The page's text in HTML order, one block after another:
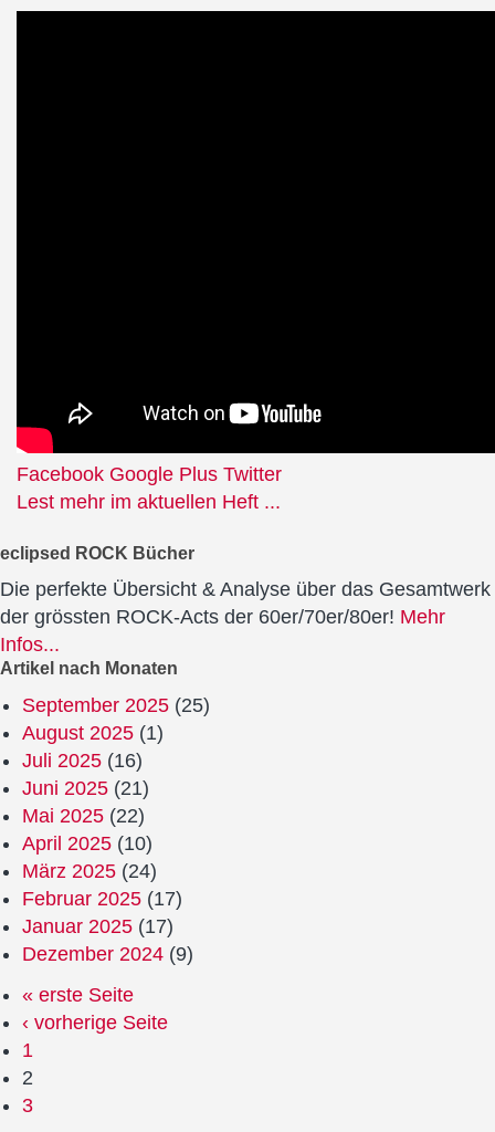
Facebook Google Plus Twitter
Lest mehr im aktuellen Heft ...
eclipsed ROCK Bücher
Die perfekte Übersicht & Analyse über das Gesamtwerk
der grössten ROCK-Acts der 60er/70er/80er! Mehr
Infos...
Artikel nach Monaten
September 2025 (25)
August 2025 (1)
Juli 2025 (16)
Juni 2025 (21)
Mai 2025 (22)
April 2025 (10)
März 2025 (24)
Februar 2025 (17)
Januar 2025 (17)
Dezember 2024 (9)
« erste Seite
‹ vorherige Seite
1
2
3